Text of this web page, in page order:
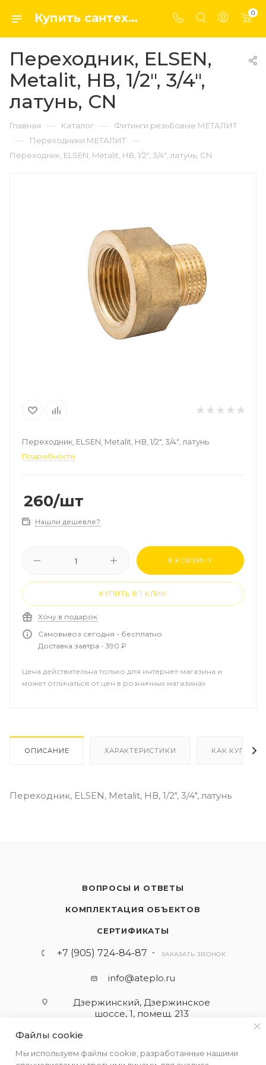
Купить сантехнику, системы отопление и водоснабжения оптом и в розницу в интернет-магазине elsen-opt.ru 0
Переходник, ELSEN,
Metalit, НВ, 1/2", 3/4",
латунь, CN
Главная — Каталог — Фитинги резьбовые МЕТАЛИТ
— Переходники МЕТАЛИТ —
Переходник, ELSEN, Metalit, НВ, 1/2", 3/4", латунь, CN
Переходник, ELSEN, Metalit, НВ, 1/2", 3/4", латунь
Подробности
260/шт
Нашли дешевле?
В КОРЗИНУ
КУПИТЬ В 1 КЛИК
Хочу в подарок
Самовывоз сегодня - бесплатно
Доставка завтра - 390 ₽
Цена действительна только для интернет-магазина и
может отличаться от цен в розничных магазинах
ОПИСАНИЕ ХАРАКТЕРИСТИКИ КАК КУПИТЬ
Переходник, ELSEN, Metalit, НВ, 1/2", 3/4", латунь
ВОПРОСЫ И ОТВЕТЫ
КОМПЛЕКТАЦИЯ ОБЪЕКТОВ
СЕРТИФИКАТЫ
+7 (905) 724-84-87 ЗАКАЗАТЬ ЗВОНОК
info@ateplo.ru
Дзержинский, Дзержинское
шоссе, 1, помещ. 213
Файлы cookie
Мы используем файлы cookie, разработанные нашими